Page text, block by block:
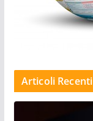
Articoli Recenti